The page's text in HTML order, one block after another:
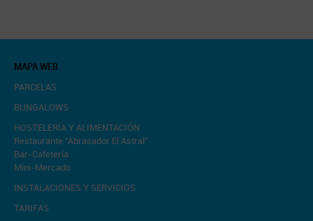
MAPA WEB
PARCELAS
BUNGALOWS
HOSTELERÍA Y ALIMENTACIÓN
Restaurante "Abrasador El Astral"
Bar-Cafetería
Mini-Mercado
INSTALACIONES Y SERVICIOS
TARIFAS